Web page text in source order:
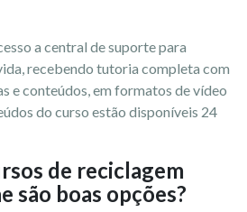
a central de suporte para
recebendo tutoria completa com
e conteúdos, em formatos de vídeo
do curso estão disponíveis 24
de reciclagem
são boas opções?